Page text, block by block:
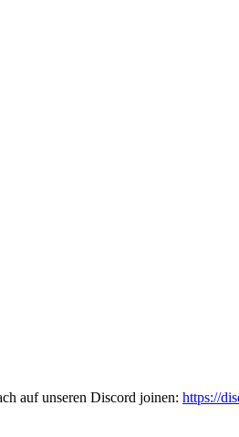
auf unseren Discord joinen: https://